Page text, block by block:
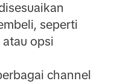
seperti
opsi
channel